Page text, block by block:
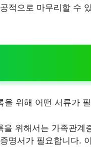
적으로 마무리할 수
을 위해 어떤 서류가
을 위해서는 가족관계
명서가 필요합니다.